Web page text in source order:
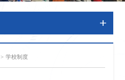
> 学校制度